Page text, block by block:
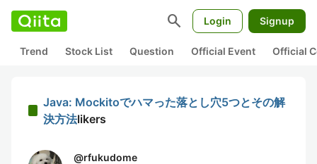
search Login Signup
Trend Stock List Question Official Event Official
Java: Mockitoでハマった落とし穴5つとその解
決方法likers
@rfukudome